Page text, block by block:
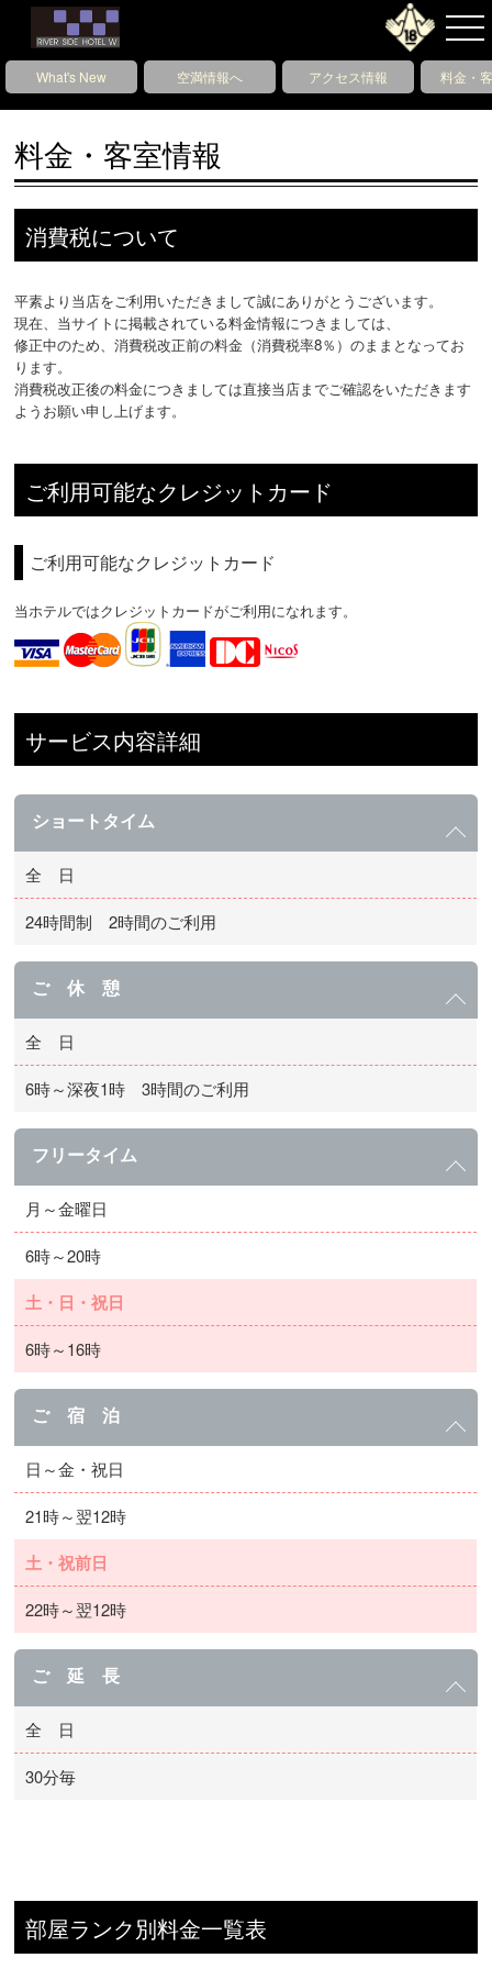
What's New 空満情報へ アクセス情報 料金・
料金・客室情報
消費税について
平素より当店をご利用いただきまして誠にありがとうございます。
現在、当サイトに掲載されている料金情報につきましては、
修正中のため、消費税改正前の料金（消費税率8％）のままとなってお
ります。
消費税改正後の料金につきましては直接当店までご確認をいただきます
ようお願い申し上げます。
ご利用可能なクレジットカード
ご利用可能なクレジットカード
当ホテルではクレジットカードがご利用になれます。
サービス内容詳細
ショートタイム
全 日
24時間制 2時間のご利用
ご 休 憩
全 日
6時～深夜1時 3時間のご利用
フリータイム
月～金曜日
6時～20時
土・日・祝日
6時～16時
ご 宿 泊
日～金・祝日
21時～翌12時
土・祝前日
22時～翌12時
ご 延 長
全 日
30分毎
部屋ランク別料金一覧表